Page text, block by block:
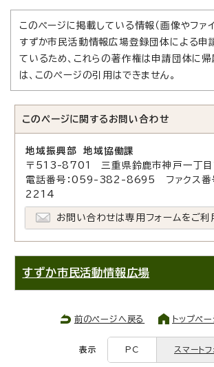
このページに掲載している情報（画像やファイ
すずか市民活動情報広場登録団体による申
ているため、これらの著作権は申請団体に帰
は、このページの引用はできません。
このページに関する お問い合わせ
地域振興部 地域協働課
〒513-8701 三重県鈴鹿市神戸一丁
電話番号：059-382-8695 ファクス
2214
お問い合わせは専用フォームをご利
すずか市民活動情報広場
前のページへ戻る トップペ
表示 PC スマートフ